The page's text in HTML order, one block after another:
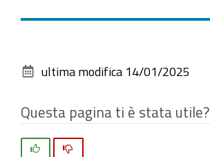
dimensioni
documento
ultima modifica 14/01/2025
Questa pagina ti è stata utile?